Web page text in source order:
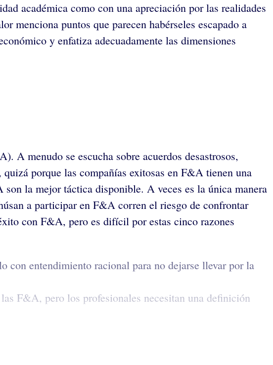
académica como con una apreciación por las realidades
menciona puntos que parecen habérseles escapado a
y enfatiza adecuadamente las dimensiones
A menudo se escucha sobre acuerdos desastrosos,
porque las compañías exitosas en F&A tienen una
la mejor táctica disponible. A veces es la única manera
a participar en F&A corren el riesgo de confrontar
con F&A, pero es difícil por estas cinco razones
con entendimiento racional para no dejarse llevar por la
F&A, pero los profesionales necesitan una definición